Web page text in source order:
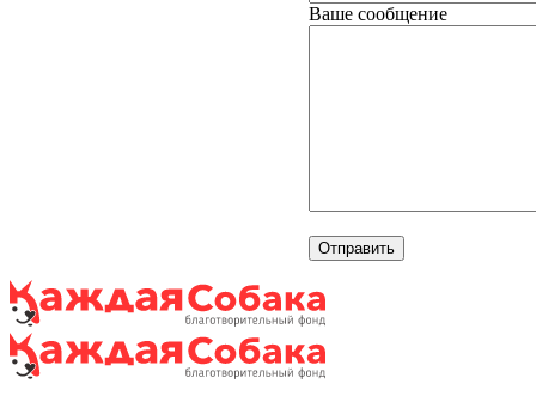
Ваше сообщение